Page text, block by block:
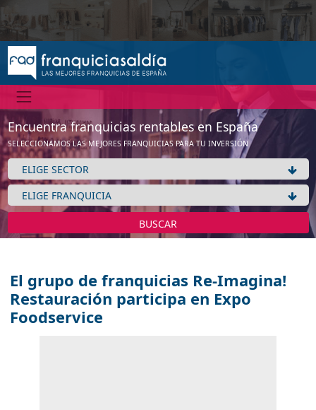
Encuentra franquicias rentables en España
SELECCIONAMOS LAS MEJORES FRANQUICIAS PARA TU INVERSIÓN
BUSCAR
El grupo de franquicias Re-Imagina!
Restauración participa en Expo
Foodservice